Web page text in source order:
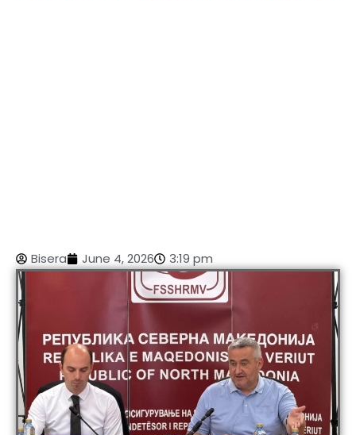
Bisera June 4, 2026 3:19 pm